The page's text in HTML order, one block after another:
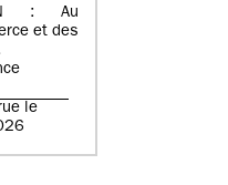
: Au
et des
le